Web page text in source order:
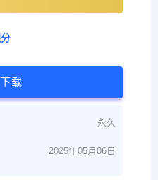
载
永久
2025年05月06日